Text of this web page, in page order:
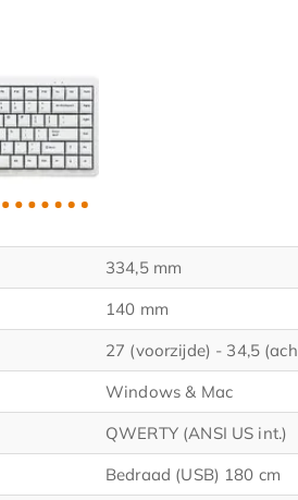
334,5 mm
140 mm
27 (voorzijde) - 34,5
Windows & Mac
QWERTY (ANSI US int.)
Bedraad (USB) 180 cm